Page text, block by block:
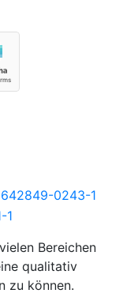
Bereichen
qualitativ
zu können.